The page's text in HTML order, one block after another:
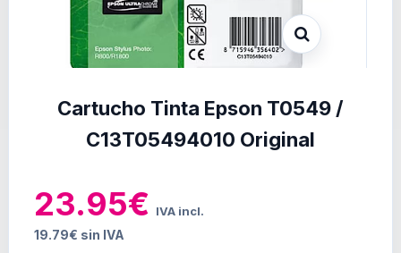
Cartucho Tinta Epson T0549 /
C13T05494010 Original
23.95€ IVA incl.
19.79€ sin IVA